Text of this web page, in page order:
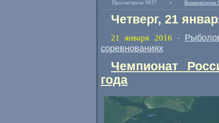
Просмотрели 9837 • Комментарии
Четверг, 21
21 января 2016 -
соревнованиях
Чемпионат
года